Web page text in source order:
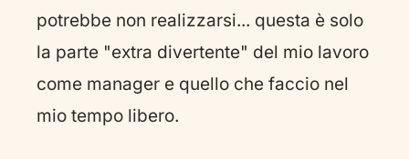
potrebbe non realizzarsi... questa è solo
la parte "extra divertente" del mio lavoro
come manager e quello che faccio nel
mio tempo libero.